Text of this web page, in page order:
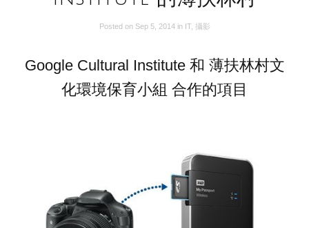
Posted on Sep 5, 2014 in IT, 攝影
Google Cultural Institute 和 薄扶林村文
化環境保育小組 合作的項目